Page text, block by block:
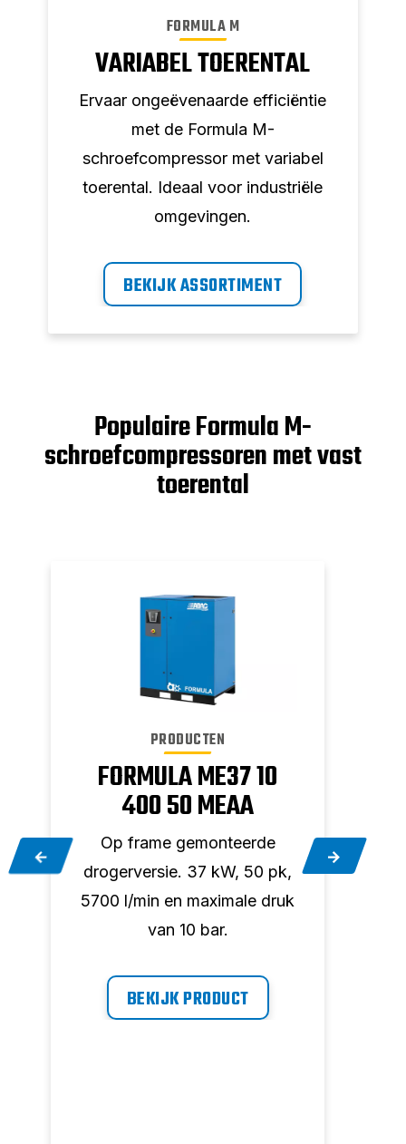
FORMULA M
VARIABEL TOERENTAL
Ervaar ongeëvenaarde efficiëntie
met de Formula M-
schroefcompressor met variabel
toerental. Ideaal voor industriële
omgevingen.
BEKIJK ASSORTIMENT
Populaire Formula M-
schroefcompressoren met vast
toerental
PRODUCTEN
FORMULA ME37 10
400 50 MEAA
Op frame gemonteerde
drogerversie. 37 kW, 50 pk,
5700 l/min en maximale druk
van 10 bar.
BEKIJK PRODUCT